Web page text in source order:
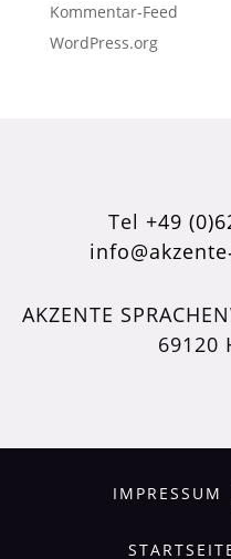
Kommentar-Feed
WordPress.org
Tel +49
AKZENTE
69120
IMPRESSUM